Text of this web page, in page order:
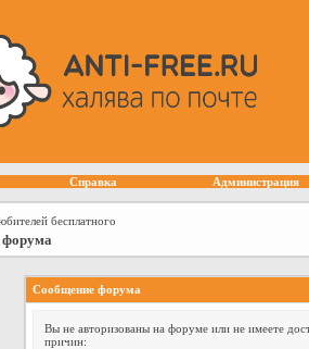
Справка Администрация
бесплатного
Сообщение форума
Вы не авторизованы на форуме или не имеете
причин: